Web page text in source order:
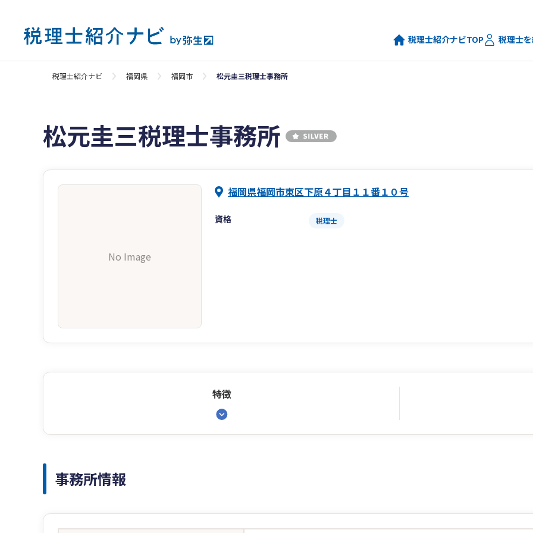
税理士紹介ナビTOP 税理士
税理士紹介ナビ 福岡県 福岡市 松元圭三税理士事務所
松元圭三税理士事務所
No Image
福岡県福岡市東区下原４丁目１１番１０号
資格 税理士
特徴
事務所情報